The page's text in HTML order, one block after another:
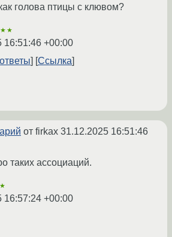
голова птицы с клювом?
16:51:46 +00:00
Ссылка
от firkax 31.12.2025 16:51:46
таких ассоциаций.
16:57:24 +00:00